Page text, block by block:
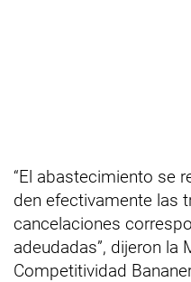
“El abastecimiento se
den efectivamente las
cancelaciones
adeudadas”, dijeron la
Competitividad